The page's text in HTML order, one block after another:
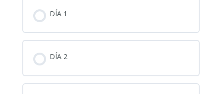
DÍA 1
DÍA 2